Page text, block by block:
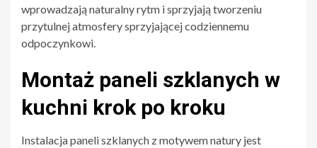
wprowadzają naturalny rytm i sprzyjają tworzeniu
przytulnej atmosfery sprzyjającej codziennemu
odpoczynkowi.
Montaż paneli szklanych w
kuchni krok po kroku
Instalacja paneli szklanych z motywem natury jest